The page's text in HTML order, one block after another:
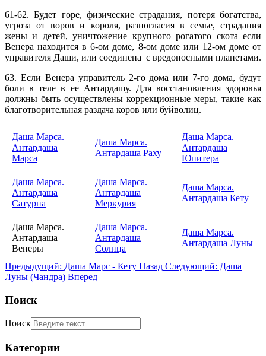
61-62. Будет горе, физические страдания, потеря богатства,
угроза от воров и короля, разногласия в семье, страдания
жены и детей, уничтожение крупного рогатого скота если
Венера находится в 6-ом доме, 8-ом доме или 12-ом доме от
управителя Даши, или соединена с вредоносными планетами.
63. Если Венера управитель 2-го дома или 7-го дома, будут
боли в теле в ее Антардашу. Для восстановления здоровья
должны быть осуществлены коррекционные меры, такие как
благотворительная раздача коров или буйволиц.
Даша Марса.
Антардаша
Марса
Даша Марса.
Антардаша Раху
Даша Марса.
Антардаша
Юпитера
Даша Марса.
Антардаша
Сатурна
Даша Марса.
Антардаша
Меркурия
Даша Марса.
Антардаша Кету
Даша Марса.
Антардаша
Венеры
Даша Марса.
Антардаша
Солнца
Даша Марса.
Антардаша Луны
Предыдущий: Даша Марс - Кету Назад Следующий: Даша
Луны (Чандра) Вперед
Поиск
Поиск
Категории